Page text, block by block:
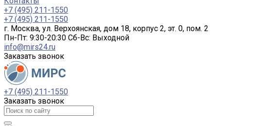
+7 (495) 211-1550
+7 (495) 211-1550
г. Москва, ул. Верхоянская, дом 18, корпус 2, эт. 0, пом. 2
Пн-Пт: 9:30-20:30 Cб-Вс: Выходной
info@mirs24.ru
Заказать звонок
+7 (495) 211-1550
Заказать звонок